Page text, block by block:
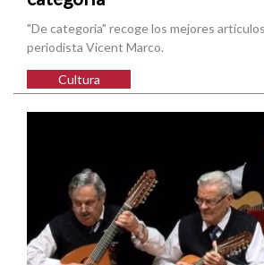
"De categoria" recoge los mejores
periodista Vicent Marco.
Cultura